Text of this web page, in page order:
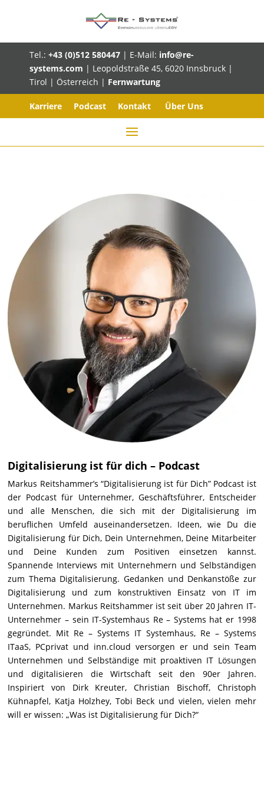
Tel.: +43 (0)512 580447 | E-Mail: info@re-
systems.com | Leopoldstraße 45, 6020 Innsbruck |
Tirol | Österreich | Fernwartung
Karriere Podcast Kontakt Über Uns
Digitalisierung ist für dich – Podcast
Markus Reitshammer’s “Digitalisierung ist für Dich” Podcast ist
der Podcast für Unternehmer, Geschäftsführer, Entscheider
und alle Menschen, die sich mit der Digitalisierung im
beruflichen Umfeld auseinandersetzen. Ideen, wie Du die
Digitalisierung für Dich, Dein Unternehmen, Deine Mitarbeiter
und Deine Kunden zum Positiven einsetzen kannst.
Spannende Interviews mit Unternehmern und Selbständigen
zum Thema Digitalisierung. Gedanken und Denkanstöße zur
Digitalisierung und zum konstruktiven Einsatz von IT im
Unternehmen. Markus Reitshammer ist seit über 20 Jahren IT-
Unternehmer – sein IT-Systemhaus Re – Systems hat er 1998
gegründet. Mit Re – Systems IT Systemhaus, Re – Systems
ITaaS, PCprivat und inn.cloud versorgen er und sein Team
Unternehmen und Selbständige mit proaktiven IT Lösungen
und digitalisieren die Wirtschaft seit den 90er Jahren.
Inspiriert von Dirk Kreuter, Christian Bischoff, Christoph
Kühnapfel, Katja Holzhey, Tobi Beck und vielen, vielen mehr
will er wissen: „Was ist Digitalisierung für Dich?“